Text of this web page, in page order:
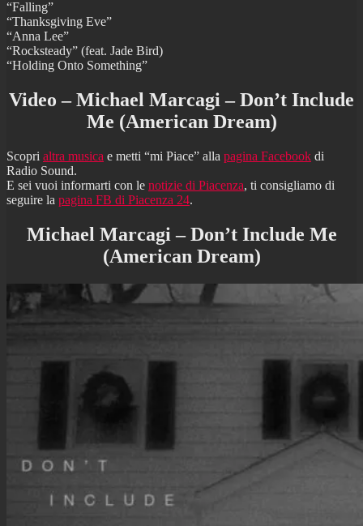
“Falling”
“Thanksgiving Eve”
“Anna Lee”
“Rocksteady” (feat. Jade Bird)
“Holding Onto Something”
Video – Michael Marcagi – Don’t Include
Me (American Dream)
Scopri altra musica e metti “mi Piace” alla pagina Facebook di
Radio Sound.
E sei vuoi informarti con le notizie di Piacenza, ti consigliamo di
seguire la pagina FB di Piacenza 24.
Michael Marcagi – Don’t Include Me
(American Dream)